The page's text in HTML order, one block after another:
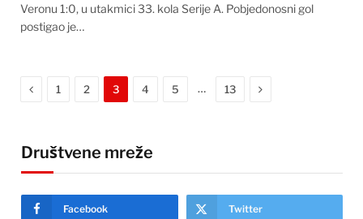
Veronu 1:0, u utakmici 33. kola Serije A. Pobjedonosni gol
postigao je…
Previous
1 2 3 4 5 … 13 Next
Društvene mreže
Facebook Twitter